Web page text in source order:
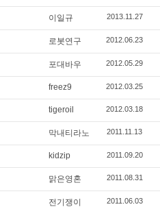
이일규 2013.11.27
로봇연구 2012.06.23
포대바우 2012.05.29
freez9 2012.03.25
tigeroil 2012.03.18
막내티라노 2011.11.13
kidzip 2011.09.20
맑은영혼 2011.08.31
전기쟁이 2011.06.03